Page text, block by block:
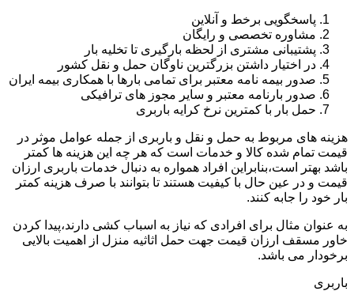
پاسخگویی برخط و آنلاین
مشاوره تخصصی و رایگان
پشتیبانی مشتری از لحظه بارگیری تا تخلیه بار
در اختیار داشتن بزرگترین ناوگان حمل و نقل کشور
صدور بیمه نامه معتبر برای تمامی بارها با همکاری بیمه ایران
صدور بارنامه معتبر و سایر مجوز های ترافیکی
حمل بار با کمترین نرخ کرایه باربری
هزینه های مربوط به حمل و نقل و باربری از جمله عوامل موثر در
قیمت تمام شده کالا و خدمات است که هر چه این هزینه ها کمتر
باشد بهتر است،بنابراین افراد همواره به دنبال خدمات باربری ارزان
قیمت و در عین حال با کیفیت هستند تا بتوانند با صرف هزینه کمتر
بار خود را جابه کنند.
به عنوان مثال برای افرادی که نیاز به اسباب کشی دارند،پیدا کردن
خاور مسقف ارزان قیمت جهت حمل اثاثیه منزل از اهمیت بالایی
برخودار می باشد.
باربری